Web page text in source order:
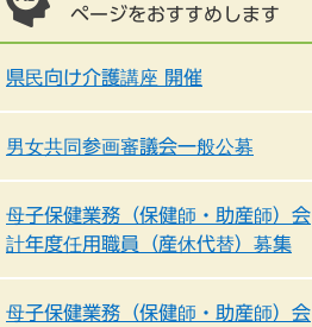
ページをおすすめします
県民向け介護講座 開催
男女共同参画審議会一般公募
母子保健業務（保健師・助産師）会
計年度任用職員（産休代替）募集
母子保健業務（保健師・助産師）会